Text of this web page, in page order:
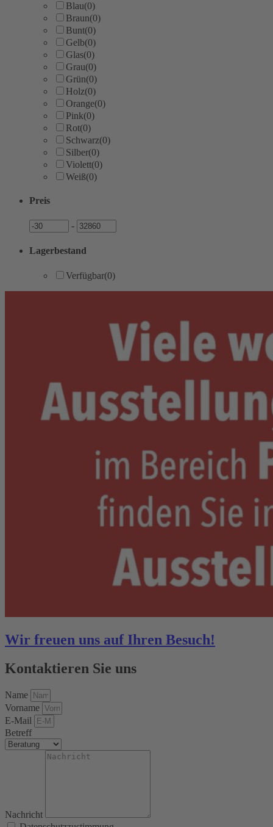
Blau(0)
Braun(0)
Bunt(0)
Gelb(0)
Glas(0)
Grau(0)
Grün(0)
Holz(0)
Orange(0)
Pink(0)
Rot(0)
Schwarz(0)
Silber(0)
Violett(0)
Weiß(0)
Preis
Preis - Preis
Lagerbestand
Verfügbar(0)
Wir freuen uns auf Ihren Besuch!
Kontaktieren Sie uns
Name
Vorname
E-Mail
Betreff
Nachricht